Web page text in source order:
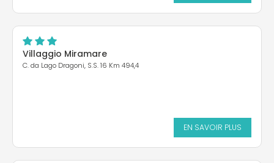
Villaggio Miramare
C. da Lago Dragoni, S.S. 16 Km 494,4
EN SAVOIR PLUS